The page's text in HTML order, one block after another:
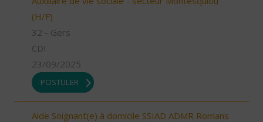
(H/F)
32 - Gers
CDI
23/09/2025
POSTULER
Aide Soignant(e) à domicile SSIAD ADMR Romans